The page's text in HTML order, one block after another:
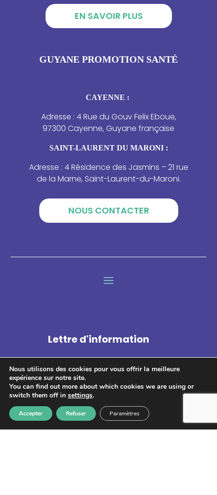
EN SAVOIR PLUS
GUYANE PROMOTION SANTÉ
CAYENNE :
Adresse : 4 Rue du Gouv Felix Eboue,
97300 Cayenne, Guyane française
SAINT-LAURENT DU MARONI :
Adresse : 4 Résidence des Jasmins – 21 rue
de la Marne, Saint-Laurent-du-Maroni.
NOUS CONTACTER
Lettre d'information
S'abonner
Les informations recueillies à partir de ce formulaire sont
enregistrées et transmises à GPS pour le traitement de votre
Nous utilisons des cookies pour vous offrir la meilleure
expérience sur notre site.
You can find out more about which cookies we are using or
switch them off in settings.
Accepter Refuser Paramètres